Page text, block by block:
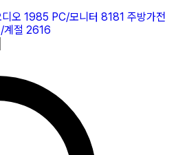
오 1985 PC/모니터 8181 주방가전
계절 2616